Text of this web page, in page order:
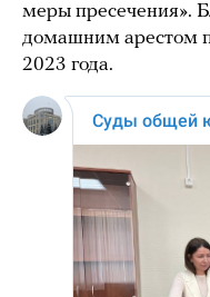
меры пресечения».
домашним арестом
2023 года.